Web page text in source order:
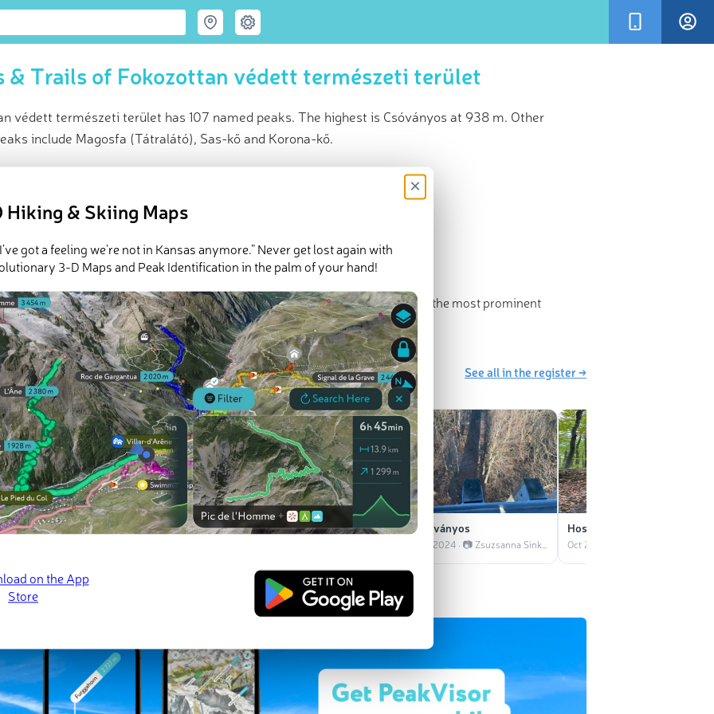
& Trails of Fokozottan védett természeti terület
védett természeti terület has 107 named peaks. The highest is Csóványos at 938 m. Other
include Magosfa (Tátralátó), Sas-kő and Korona-kő.
peaks
Fokozottan védett természeti terület inPeakVisor 3D Map
named mountains in Fokozottan védett természeti terület. The highest and the most prominent
isCsóványos.
ins
(19 photos)
See all in the register →
Kámor Katalin-szikla Csóványos Hosszú-bérc
March 21, 2022
Hiking & Skiing Maps
×
got a feeling we’re not in Kansas anymore.” Never get lost again with
3-D Maps and Peak Identification in the palm of your hand!